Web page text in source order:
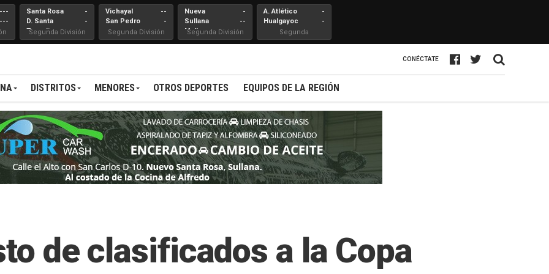
---
---
Santa Rosa
D. Santa
Teresita
-
-
Segunda División
Vichayal
San Pedro
--
-
Segunda División
Nueva
Sullana
Mallares
-
--
Segunda División
A. Atlético
Hualgayoc
-
-
Segunda
Profesional
CONÉCTATE
DISTRITOS MENORES OTROS DEPORTES EQUIPOS DE LA REGIÓN
de clasificados a la Copa